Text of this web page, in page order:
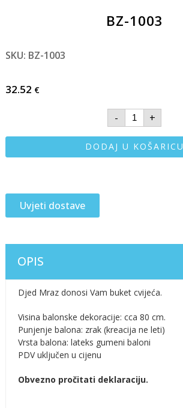
BZ-1003
SKU: BZ-1003
32.52 €
- +
DODAJ U KOŠARICU
Uvjeti dostave
OPIS
Djed Mraz donosi Vam buket cvijeća.
Visina balonske dekoracije: cca 80 cm.
Punjenje balona: zrak (kreacija ne leti)
Vrsta balona: lateks gumeni baloni
PDV uključen u cijenu
Obvezno pročitati deklaraciju.